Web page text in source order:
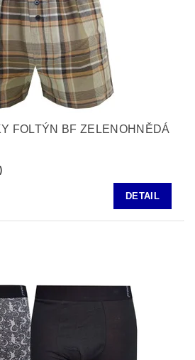
FOLTÝN BF ZELENOHNĚDÁ
DETAIL